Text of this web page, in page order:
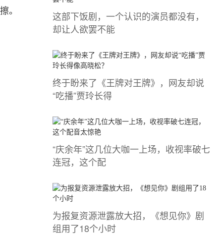
。
这部下饭剧，一个认识的演员都没有，
却让人欲罢不能
终于盼来了《王牌对王牌》，网友却说
“吃播”贾玲长得
“庆余年”这几位大咖一上场，收视率破七
连冠，这个配
为报复资源泄露放大招，《想见你》剧
组用了18个小时